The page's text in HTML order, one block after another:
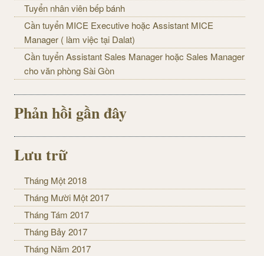
Tuyển nhân viên bếp bánh
Cần tuyển MICE Executive hoặc Assistant MICE
Manager ( làm việc tại Dalat)
Cần tuyển Assistant Sales Manager hoặc Sales Manager
cho văn phòng Sài Gòn
Phản hồi gần đây
Lưu trữ
Tháng Một 2018
Tháng Mười Một 2017
Tháng Tám 2017
Tháng Bảy 2017
Tháng Năm 2017